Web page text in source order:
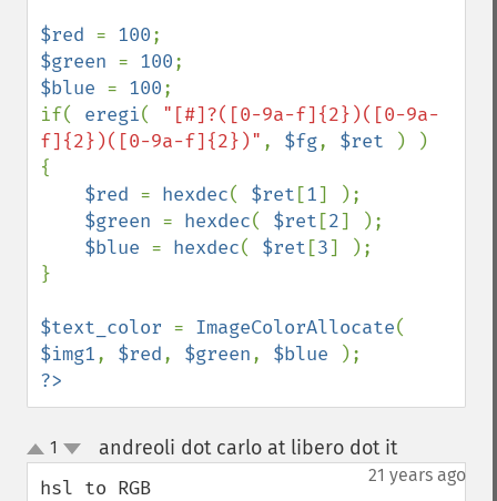
$red = 100
$green = 100
$blue = 100;
if( eregi( "[#]?([0-9a-f]{2})([0-9a-
f]{2})([0-9a-f]{2})" , $fg, $ret
) )
{
$red = hexdec( $ret [1] );
$green = hexdec( $ret [2] );
$blue = hexdec( $ret [3] );
}
$text_color = ImageColorAllocate
$img1, $red, $green, $blue
?>
up
down
1 andreoli dot carlo at libero dot it¶
21 years ago
hsl to RGB